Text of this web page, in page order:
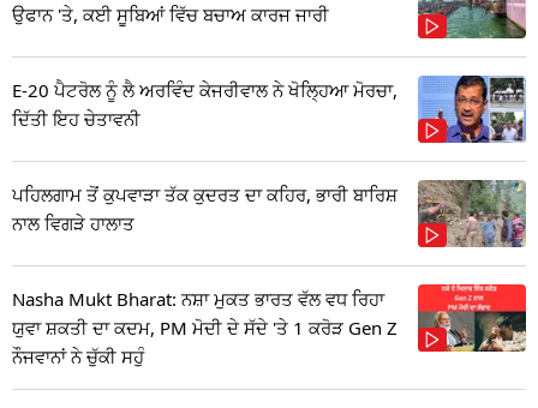
ਉਫਾਨ 'ਤੇ, ਕਈ ਸੂਬਿਆਂ ਵਿੱਚ ਬਚਾਅ ਕਾਰਜ ਜਾਰੀ
E-20 ਪੈਟਰੋਲ ਨੂੰ ਲੈ ਅਰਵਿੰਦ ਕੇਜਰੀਵਾਲ ਨੇ ਖੋਲ੍ਹਿਆ ਮੋਰਚਾ,
ਦਿੱਤੀ ਇਹ ਚੇਤਾਵਨੀ
ਪਹਿਲਗਾਮ ਤੋਂ ਕੁਪਵਾੜਾ ਤੱਕ ਕੁਦਰਤ ਦਾ ਕਹਿਰ, ਭਾਰੀ ਬਾਰਿਸ਼
ਨਾਲ ਵਿਗੜੇ ਹਾਲਾਤ
Nasha Mukt Bharat: ਨਸ਼ਾ ਮੁਕਤ ਭਾਰਤ ਵੱਲ ਵਧ ਰਿਹਾ
ਯੁਵਾ ਸ਼ਕਤੀ ਦਾ ਕਦਮ, PM ਮੋਦੀ ਦੇ ਸੱਦੇ 'ਤੇ 1 ਕਰੋੜ Gen Z
ਨੌਜਵਾਨਾਂ ਨੇ ਚੁੱਕੀ ਸਹੁੰ